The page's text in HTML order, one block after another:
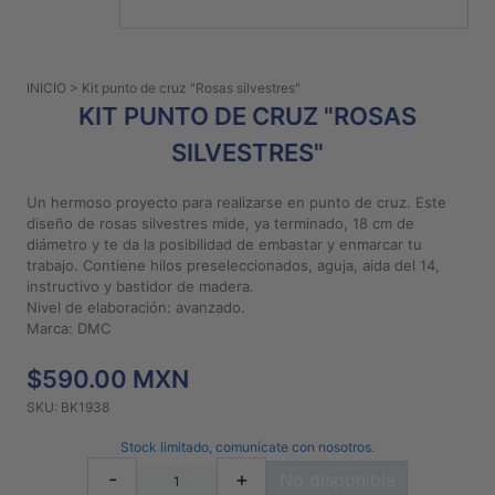
Preguntas
frecuentes
Políticas
Compra
Diseños
INICIO > Kit punto de cruz "Rosas silvestres"
KIT PUNTO DE CRUZ "ROSAS
SILVESTRES"
Un hermoso proyecto para realizarse en punto de cruz. Este
diseño de rosas silvestres mide, ya terminado, 18 cm de
diámetro y te da la posibilidad de embastar y enmarcar tu
trabajo. Contiene hilos preseleccionados, aguja, aida del 14,
instructivo y bastidor de madera.
Nivel de elaboración: avanzado.
Marca: DMC
$590.00 MXN
SKU: BK1938
Stock limitado, comunícate con nosotros.
- +